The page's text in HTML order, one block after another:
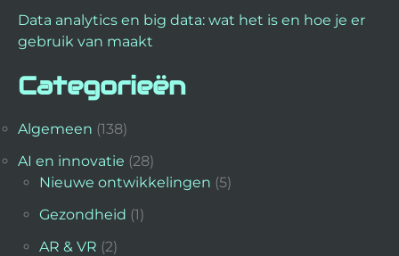
Data analytics en big data: wat het is en hoe je er
gebruik van maakt
Categorieën
Algemeen (138)
AI en innovatie (28)
Nieuwe ontwikkelingen (5)
Gezondheid (1)
AR & VR (2)